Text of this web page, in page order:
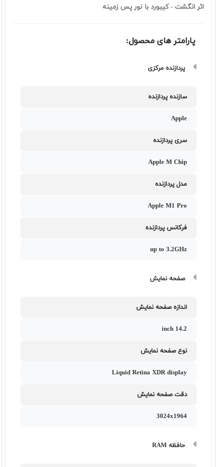
اثر انگشت - کیبورد با نور پس زمینه
پارامتر های محصول:
پردازنده مرکزی
سازنده پردازنده
Apple
سری پردازنده
Apple M Chip
مدل پردازنده
Apple M1 Pro
فرکانس پردازنده
up to 3.2GHz
صفحه نمایش
اندازه صفحه نمایش
14.2 inch
نوع صفحه نمایش
Liquid Retina XDR display
دقت صفحه نمایش
3024x1964
حافظه RAM